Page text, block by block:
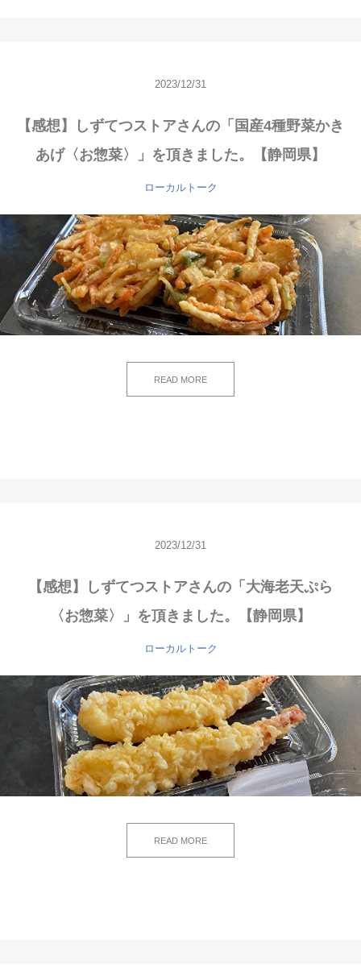
2023/12/31
【感想】しずてつストアさんの「国産4種野菜かき
あげ〈お惣菜〉」を頂きました。【静岡県】
ローカルトーク
READ MORE
2023/12/31
【感想】しずてつストアさんの「大海老天ぷら
〈お惣菜〉」を頂きました。【静岡県】
ローカルトーク
READ MORE